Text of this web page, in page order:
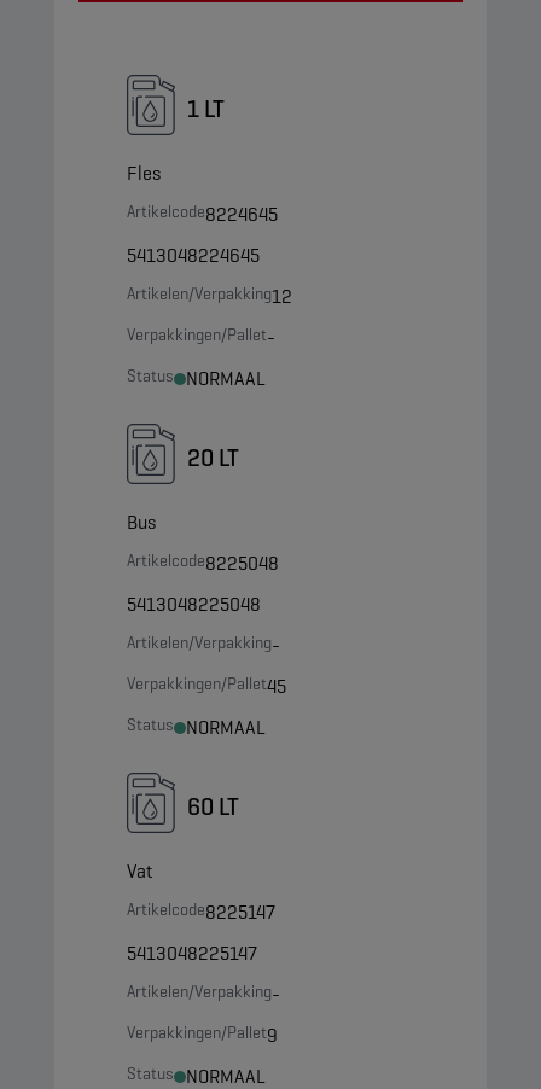
1 LT
Fles
Artikelcode8224645
5413048224645
Artikelen/Verpakking12
Verpakkingen/Pallet-
Status NORMAAL
20 LT
Bus
Artikelcode8225048
5413048225048
Artikelen/Verpakking-
Verpakkingen/Pallet45
Status NORMAAL
60 LT
Vat
Artikelcode8225147
5413048225147
Artikelen/Verpakking-
Verpakkingen/Pallet9
Status NORMAAL